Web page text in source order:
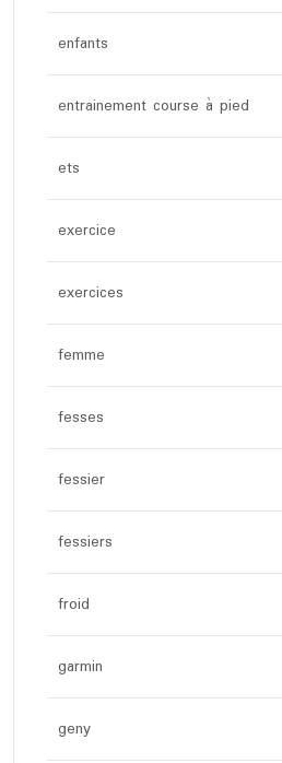
enfants
entrainement course à pied
ets
exercice
exercices
femme
fesses
fessier
fessiers
froid
garmin
geny